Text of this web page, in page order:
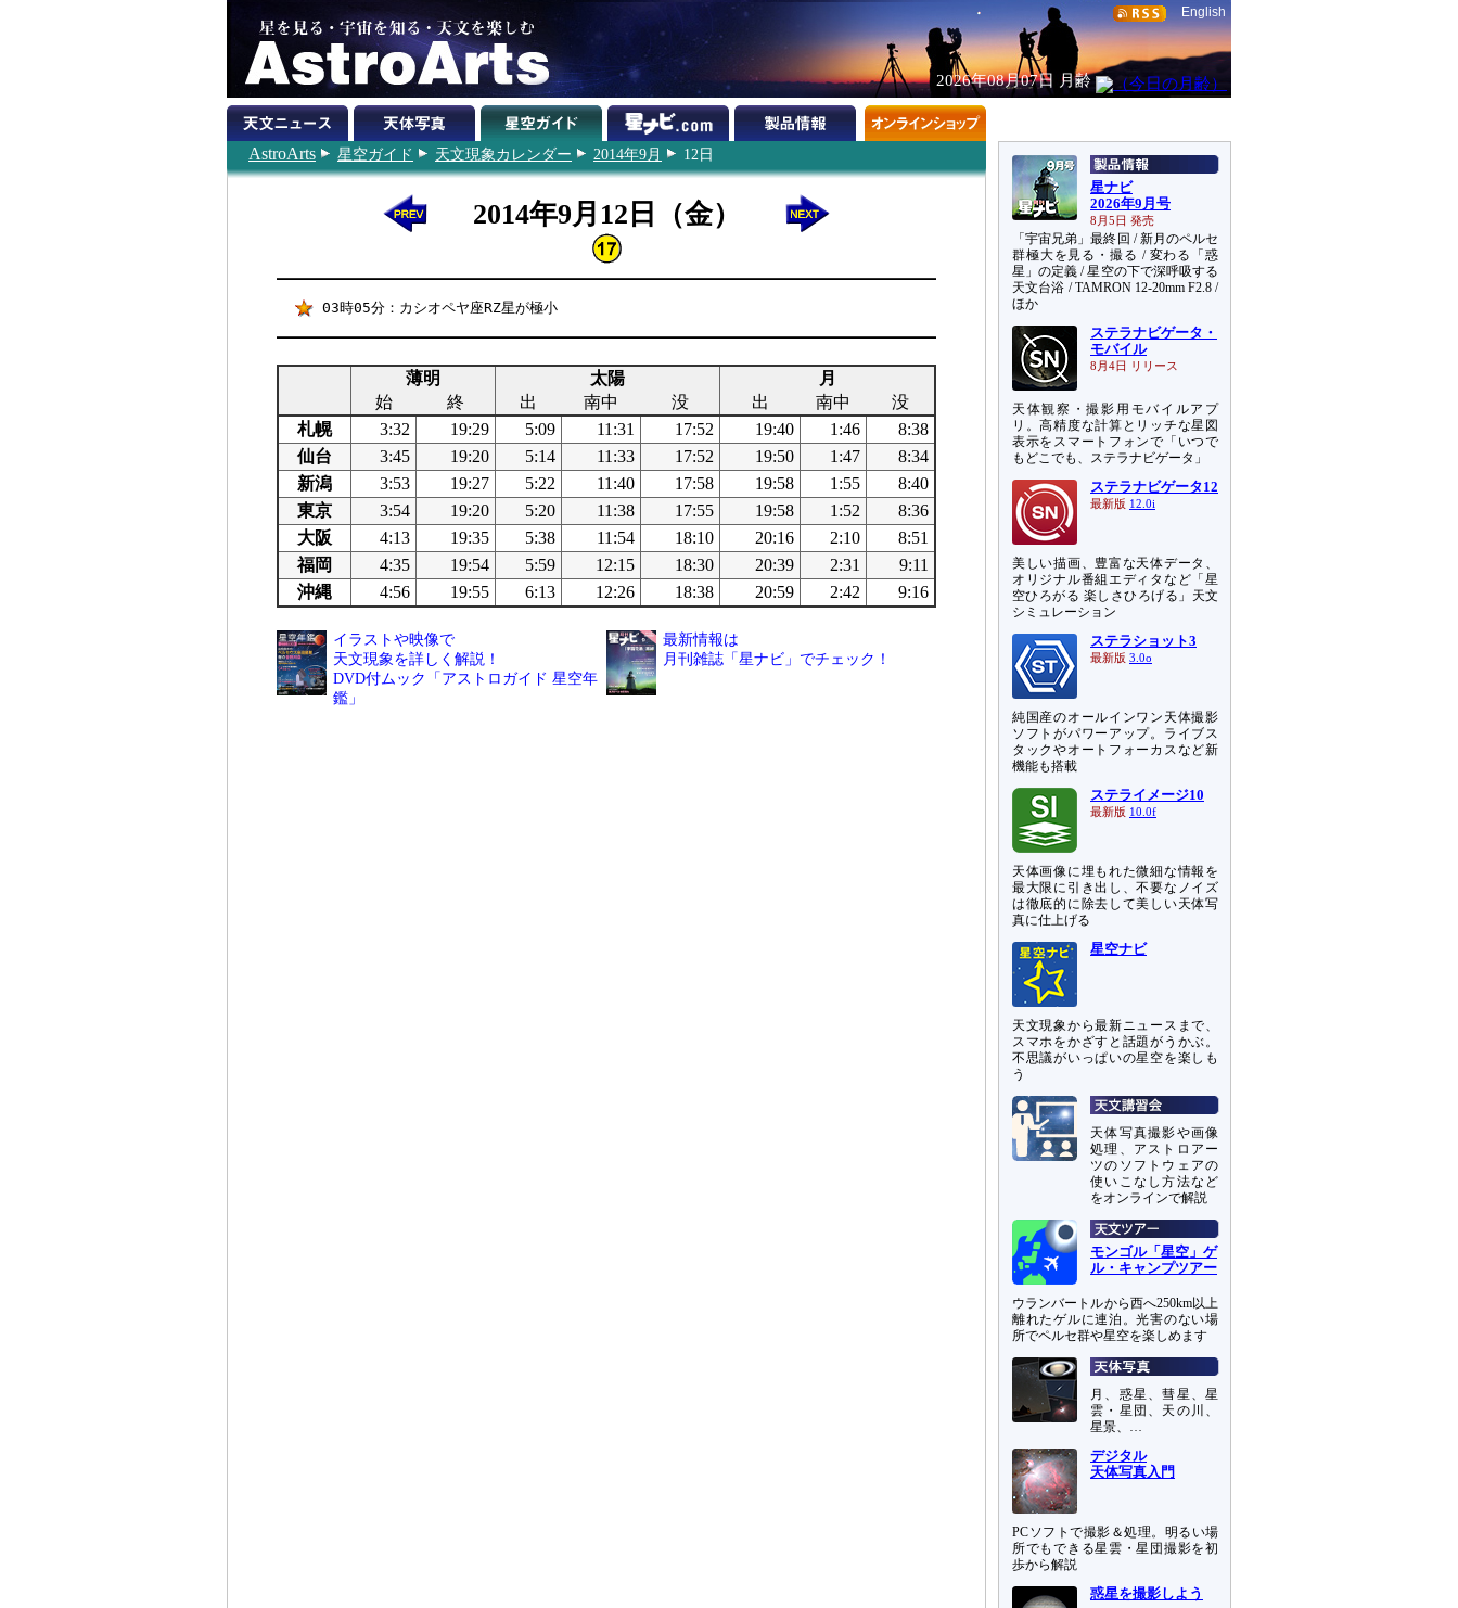
English
2026年08月07日 月齢
AstroArts 星空ガイド 天文現象カレンダー 2014年9月 12日
2014年9月12日（金）
03時05分：カシオペヤ座RZ星が極小
薄明 太陽
月
始
終 出 南中 没 出 南中
没
札幌
3:32 19:29 5:09 11:31 17:52 19:40 1:46
8:38
仙台
3:45 19:20 5:14 11:33 17:52 19:50 1:47
8:34
新潟
3:53 19:27 5:22 11:40 17:58 19:58 1:55
8:40
東京
3:54 19:20 5:20 11:38 17:55 19:58 1:52
8:36
大阪
4:13 19:35 5:38 11:54 18:10 20:16 2:10
8:51
福岡
4:35 19:54 5:59 12:15 18:30 20:39 2:31
9:11
沖縄
4:56 19:55 6:13 12:26 18:38 20:59 2:42 9:16
イラストや映像で
天文現象を詳しく解説！
DVD付ムック「アストロガイド 星空年
鑑」
最新情報は
月刊雑誌「星ナビ」でチェック！
星ナビ
2026年9月号
8月5日 発売
「宇宙兄弟」最終回 / 新月のペルセ
群極大を見る・撮る / 変わる「惑
星」の定義 / 星空の下で深呼吸する
天文台浴 / TAMRON 12-20mm F2.8 /
ほか
ステラナビゲータ・
モバイル
8月4日 リリース
天体観察・撮影用モバイルアプ
リ。高精度な計算とリッチな星図
表示をスマートフォンで「いつで
もどこでも、ステラナビゲータ」
ステラナビゲータ12
最新版 12.0i
美しい描画、豊富な天体データ、
オリジナル番組エディタなど「星
空ひろがる 楽しさひろげる」天文
シミュレーション
ステラショット3
最新版 3.0o
純国産のオールインワン天体撮影
ソフトがパワーアップ。ライブス
タックやオートフォーカスなど新
機能も搭載
ステライメージ10
最新版 10.0f
天体画像に埋もれた微細な情報を
最大限に引き出し、不要なノイズ
は徹底的に除去して美しい天体写
真に仕上げる
星空ナビ
天文現象から最新ニュースまで、
スマホをかざすと話題がうかぶ。
不思議がいっぱいの星空を楽しも
う
天体写真撮影や画像
処理、アストロアー
ツのソフトウェアの
使いこなし方法など
をオンラインで解説
モンゴル「星空」ゲ
ル・キャンプツアー
ウランバートルから西へ250km以上
離れたゲルに連泊。光害のない場
所でペルセ群や星空を楽しめます
月、惑星、彗星、星
雲・星団、天の川、
星景、…
デジタル
天体写真入門
PCソフトで撮影＆処理。明るい場
所でもできる星雲・星団撮影を初
歩から解説
惑星を撮影しよう